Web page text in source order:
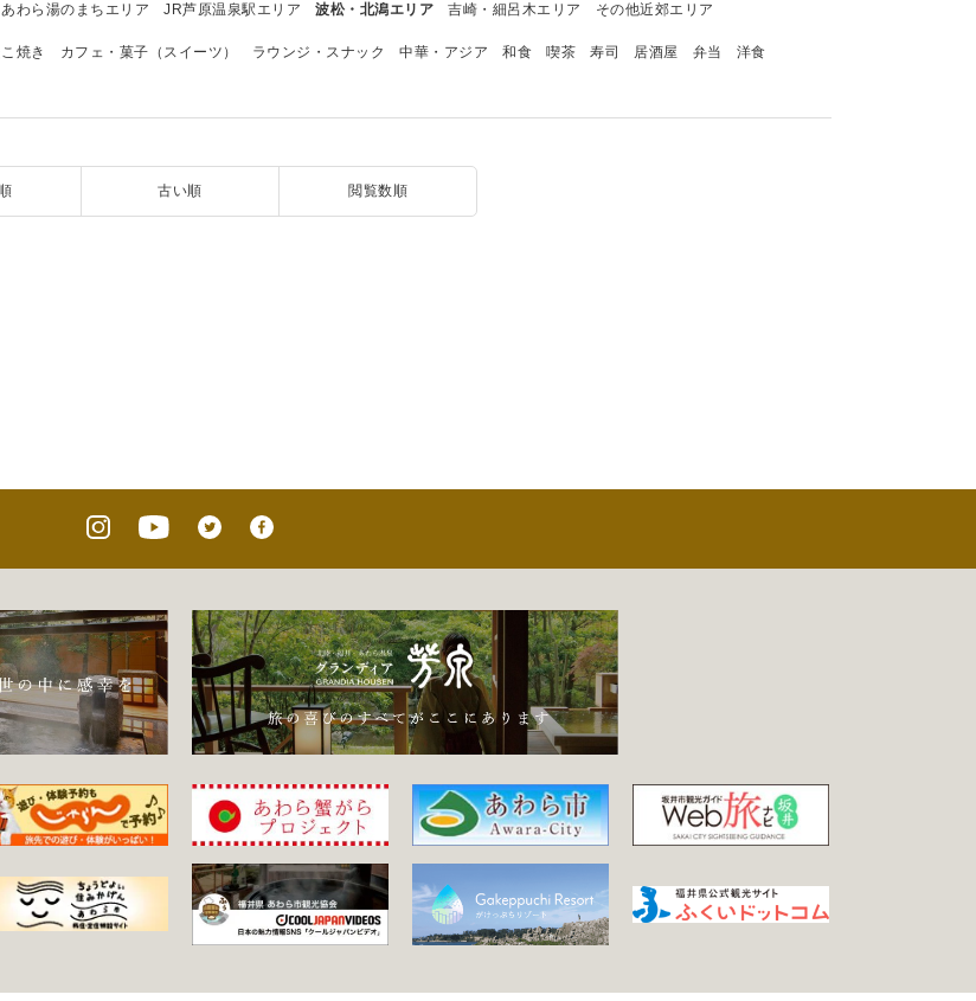
あわら湯のまちエリア JR芦原温泉駅エリア 波松・北潟エリア 吉崎・細呂木エリア その他近郊エリア
焼き カフェ・菓子（スイーツ） ラウンジ・スナック 中華・アジア 和食 喫茶 寿司 居酒屋 弁当
洋食
古い順 閲覧数順